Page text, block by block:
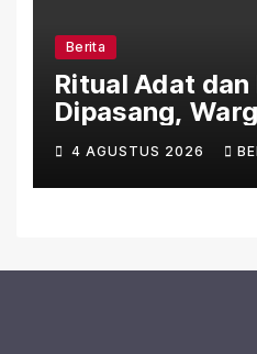
Berita
Ritual Adat
Dipasang,
Luyang Desak
Selesaikan
Klaim Lahan di
4 AGUSTUS 2026